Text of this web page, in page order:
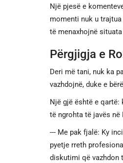
Një pjesë e
momenti nuk u
të menaxhojnë
Përgjigja e
Deri më tani, nuk ka
vazhdojnë, duke e
Një gjë është e qartë:
të ngrohta të javës në
--- Me pak fjalë: Ky
pyetje rreth
diskutimi që vazhdon